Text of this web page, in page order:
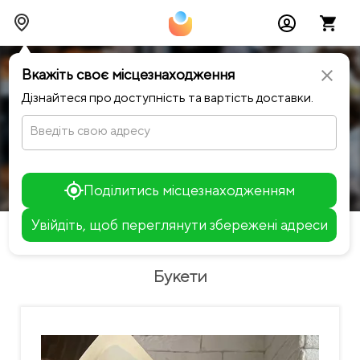
close
Вкажіть своє місцезнаходження
Дізнайтеся про доступність та вартість доставки.
Введіть свою адресу
Поділитись місцезнаходженням
Увійдіть, щоб переглянути збережені адреси
Sparkle
Букети Квіти та макаруни Квіти в
chevron_leftПовернутися до каталогу
Букети